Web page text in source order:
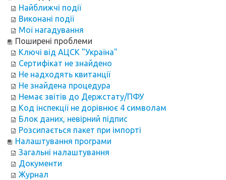
Найближчі події
Виконані події
Мої нагадування
Поширені проблеми
Ключі від АЦСК "Україна"
Сертифікат не знайдено
Не надходять квитанції
Не знайдена процедура
Немає звітів до Держстату/ПФУ
Код інспекції не дорівнює 4 символам
Блок даних, невірний підпис
Розсипається пакет при імпорті
Налаштування програми
Загальні налаштування
Документи
Журнал